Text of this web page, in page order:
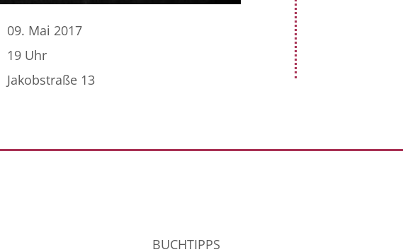
09. Mai 2017
19 Uhr
Jakobstraße 13
BUCHTIPPS